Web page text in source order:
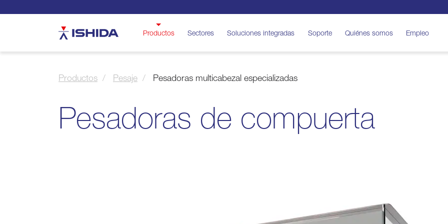
Productos Sectores Soluciones integradas Soporte Quiénes somos Empleo
Productos Pesaje Pesadoras multicabezal especializadas
Pesadoras de compuerta